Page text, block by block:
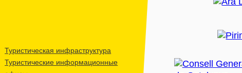
Туристическая инфраструктура
Туристические информационные